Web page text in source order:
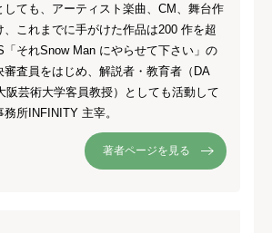
しても、アーティスト楽曲、CM、舞台作
、これまでに手がけた作品は200 作を超
「それSnow Man にやらせて下さい」の
審査員をはじめ、解説者・教育者（DA
阪芸術大学客員教授）としても活動して
所INFINITY 主宰。
著者ページを見る